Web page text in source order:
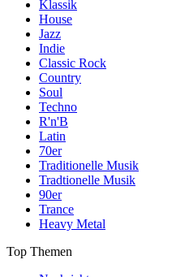
Klassik
House
Jazz
Indie
Classic Rock
Country
Soul
Techno
R'n'B
Latin
70er
Traditionelle Musik
Tradtionelle Musik
90er
Trance
Heavy Metal
Top Themen